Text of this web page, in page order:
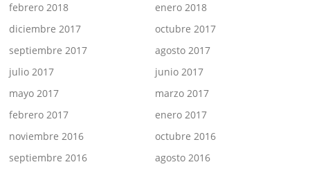
febrero 2018
enero 2018
diciembre 2017
octubre 2017
septiembre 2017
agosto 2017
julio 2017
junio 2017
mayo 2017
marzo 2017
febrero 2017
enero 2017
noviembre 2016
octubre 2016
septiembre 2016
agosto 2016